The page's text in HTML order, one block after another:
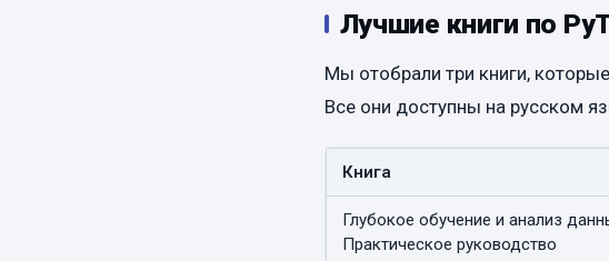
Лучшие книги по
Мы отобрали три книги,
Все они доступны на русском
Книга
Глубокое обучение и анализ
Практическое руководство